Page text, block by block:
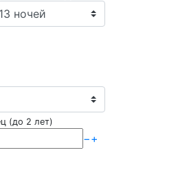
(до 2 лет)
−+